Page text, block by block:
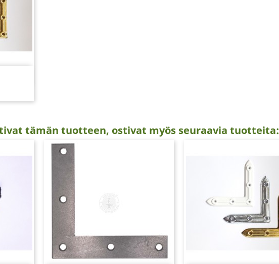
tämän tuotteen, ostivat myös seuraavia tuotteita: